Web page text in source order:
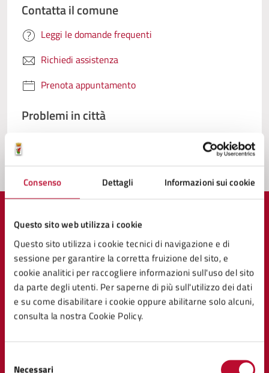
Consenso Dettagli Informazioni sui cookie
Questo sito web utilizza i cookie
Questo sito utilizza i cookie tecnici di navigazione e di
sessione per garantire la corretta fruizione del sito, e
cookie analitici per raccogliere informazioni sull'uso del sito
da parte degli utenti. Per saperne di più sull'utilizzo dei dati
e su come disabilitare i cookie oppure abilitarne solo alcuni,
consulta la nostra Cookie Policy.
Necessari
Contatta il comune
Leggi le domande frequenti
Richiedi assistenza
Prenota appuntamento
Problemi in città
Comune di Volterra
AMMINISTRAZIONE
Organi di governo